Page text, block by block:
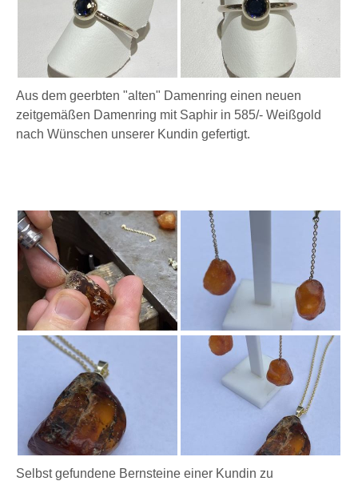
Aus dem geerbten "alten" Damenring einen neuen
zeitgemäßen Damenring mit Saphir in 585/- Weißgold
nach Wünschen unserer Kundin gefertigt.
Selbst gefundene Bernsteine einer Kundin zu